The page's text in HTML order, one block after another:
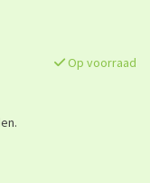
Op voorraad